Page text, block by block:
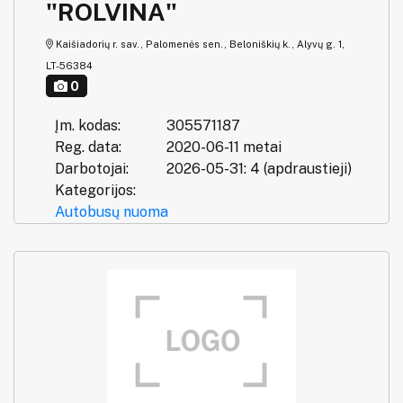
"ROLVINA"
Kaišiadorių r. sav., Palomenės sen., Beloniškių k., Alyvų g. 1,
LT-56384
0
Įm. kodas:
305571187
Reg. data:
2020-06-11 metai
Darbotojai:
2026-05-31: 4 (apdraustieji)
Kategorijos:
Autobusų nuoma